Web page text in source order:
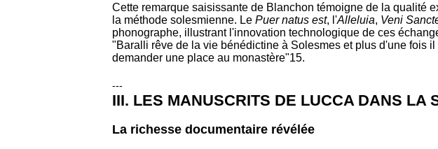
Cette remarque saisissante de Blanchon témoigne de la qualité
la méthode solesmienne. Le Puer natus est, l'Alleluia, Veni
phonographe, illustrant l'innovation technologique de ces
"Baralli rêve de la vie bénédictine à Solesmes et plus d'une fois
demander une place au monastère"15.
---
III. LES MANUSCRITS DE LUCCA DANS LA
La richesse documentaire révélée